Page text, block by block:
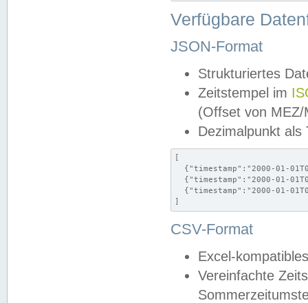
Verfügbare
JSON-Format
Strukturiertes
Zeitstempel im
(Offset von MEZ/
Dezimalpunkt als
[
{"timestamp":"2000-01-
{"timestamp":"2000-01-
{"timestamp":"2000-01-
]
CSV-Format
Excel-
Vereinfachte